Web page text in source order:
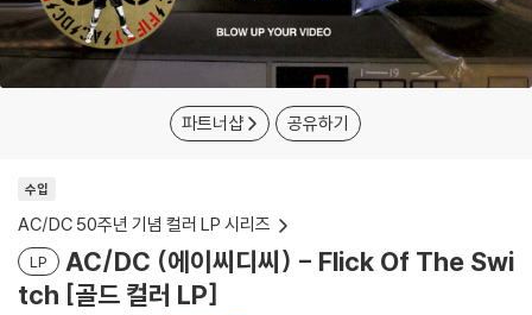
파트너샵 공유하기
수입
AC/DC 50주년 기념 컬러 LP 시리즈
LP
AC/DC (에이씨디씨) - Flick Of The Swi
tch [골드 컬러 LP]